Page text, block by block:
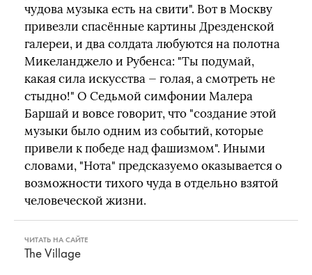
чудова музыка есть на свити". Вот в Москву
привезли спасённые картины Дрезденской
галереи, и два солдата любуются на полотна
Микеланджело и Рубенса: "Ты подумай,
какая сила искусства — голая, а смотреть не
стыдно!" О Седьмой симфонии Малера
Баршай и вовсе говорит, что "создание этой
музыки было одним из событий, которые
привели к победе над фашизмом". Иными
словами, "Нота" предсказуемо оказывается о
возможности тихого чуда в отдельно взятой
человеческой жизни.
ЧИТАТЬ НА САЙТЕ
The Village